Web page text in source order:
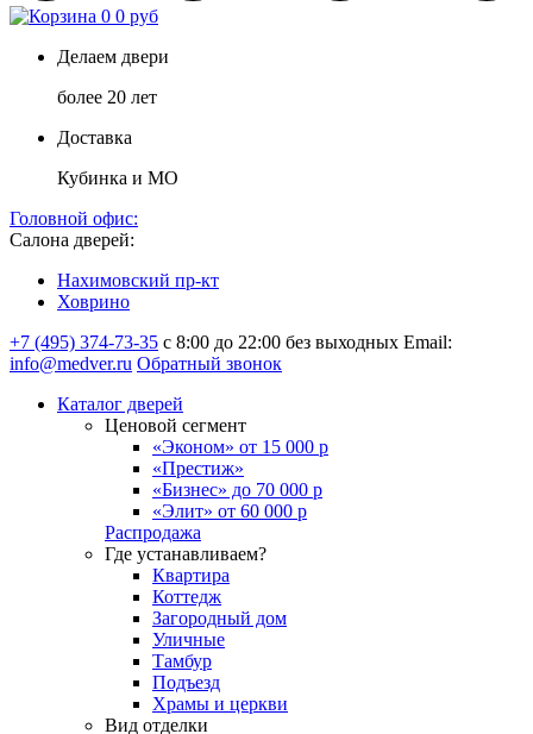
0 0 руб
Делаем двери
более 20 лет
Доставка
Кубинка и МО
Головной офис:
Салона дверей:
Нахимовский пр-кт
Ховрино
+7 (495) 374-73-35 с 8:00 до 22:00 без выходных Email:
info@medver.ru Обратный звонок
Каталог дверей
Ценовой сегмент
«Эконом» от 15 000 р
«Престиж»
«Бизнес» до 70 000 р
«Элит» от 60 000 р
Распродажа
Где устанавливаем?
Квартира
Коттедж
Загородный дом
Уличные
Тамбур
Подъезд
Храмы и церкви
Вид отделки